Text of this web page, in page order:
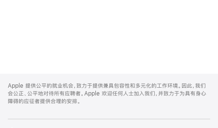
Footer
Apple 提供公平的就业机会，致力于提供兼具包容性和多元化的工作环境。因此，我们
会公正、公平地对待所有应聘者。Apple 欢迎任何人士加入我们，并致力于为具有身心
障碍的应征者提供合理的安排。